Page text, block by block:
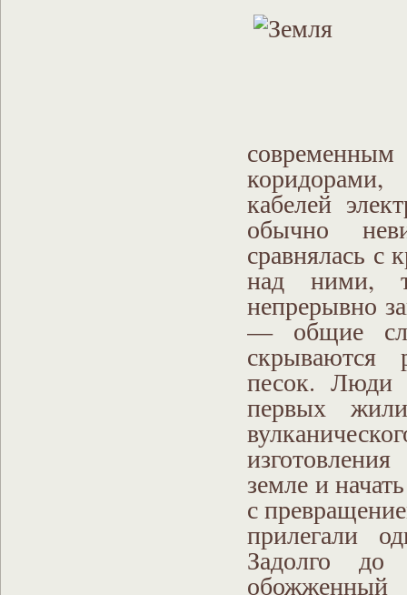
кабелей
обычно
сравнялась с
над ними,
непрерывно
— общие
скрываются
песок. Люди
первых
земле и
с
прилегали
Задолго